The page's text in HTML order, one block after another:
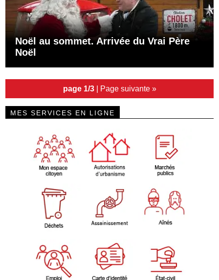
Noël au sommet. Arrivée du Vrai Père
Noël
page 1/3| Page suivante »
MES SERVICES EN LIGNE